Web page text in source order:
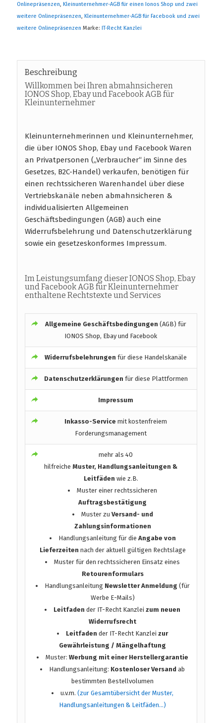
Onlinepräsenzen, Kleinunternehmer-AGB für einen Ionos Shop und zwei
weitere Onlinepräsenzen, Kleinunternehmer-AGB für Facebook und zwei
weitere Onlinepräsenzen Marke: IT-Recht Kanzlei
Beschreibung
Willkommen bei Ihren abmahnsicheren
IONOS Shop, Ebay und Facebook AGB für
Kleinunternehmer
Kleinunternehmerinnen und Kleinunternehmer,
die über IONOS Shop, Ebay und Facebook Waren
an Privatpersonen („Verbraucher“ im Sinne des
Gesetzes, B2C-Handel) verkaufen, benötigen für
einen rechtssicheren Warenhandel über diese
Vertriebskanäle neben abmahnsicheren &
individualisierten Allgemeinen
Geschäftsbedingungen (AGB) auch eine
Widerrufsbelehrung und Datenschutzerklärung
sowie ein gesetzeskonformes Impressum.
Im Leistungsumfang dieser IONOS Shop, Ebay
und Facebook AGB für Kleinunternehmer
enthaltene Rechtstexte und Services
Allgemeine Geschäftsbedingungen (AGB) für
IONOS Shop, Ebay und Facebook
Widerrufsbelehrungenfür diese Handelskanäle
Datenschutzerklärungen für diese Plattformen
Impressum
Inkasso-Service mit kostenfreiem
Forderungsmanagement
mehr als 40
hilfreicheMuster, Handlungsanleitungen &
Leitfäden wie z.B.
Muster einer rechtssicheren
Auftragsbestätigung
Muster zu Versand- und
Zahlungsinformationen
Handlungsanleitung für die Angabe von
Lieferzeiten nach der aktuell gültigen Rechtslage
Muster für den rechtssicheren Einsatz eines
Retourenformulars
Handlungsanleitung Newsletter Anmeldung (für
Werbe E-Mails)
Leitfaden der IT-Recht Kanzleizum neuen
Widerrufsrecht
Leitfaden der IT-Recht Kanzleizur
Gewährleistung / Mängelhaftung
Muster:Werbung mit einer Herstellergarantie
Handlungsanleitung: Kostenloser Versand ab
bestimmten Bestellvolumen
u.v.m.(zur Gesamtübersicht der Muster,
Handlungsanleitungen & Leitfäden…)